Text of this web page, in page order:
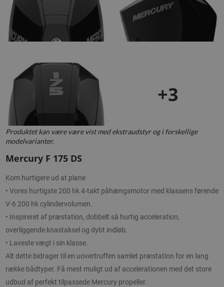
+3
Produktet kan være være vist med ekstraudstyr og i forskellige
modelvarianter.
Mercury F 175 DS
Kom hurtigere ud at plane
• Vores hurtigste 200 hk 4-takt påhængsmotor med klassens førende
V-6 200 hk cylindervolumen.
• Inspireret af præstation, dobbelt så hurtig acceleration,
overliggende knastaksel og dybt indløb.
• Laveste vægt i sin klasse.
Alt dette bidrager til en uovertruffen samlet præstation for en lang
række bådtyper. Få mest muligt ud af accelerationen med det store
udbud af perfekt tilpassede Mercury propeller.